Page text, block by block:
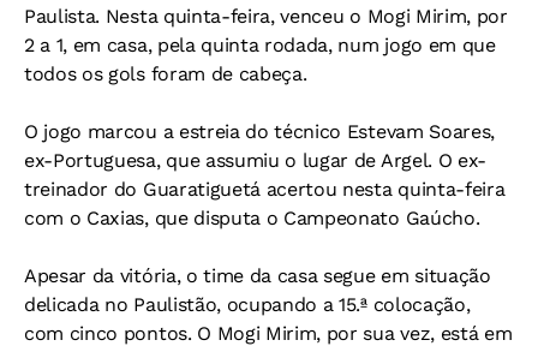
Paulista. Nesta quinta-feira, venceu o Mogi Mirim, por
2 a 1, em casa, pela quinta rodada, num jogo em que
todos os gols foram de cabeça.
O jogo marcou a estreia do técnico Estevam Soares,
ex-Portuguesa, que assumiu o lugar de Argel. O ex-
treinador do Guaratiguetá acertou nesta quinta-feira
com o Caxias, que disputa o Campeonato Gaúcho.
Apesar da vitória, o time da casa segue em situação
delicada no Paulistão, ocupando a 15.ª colocação,
com cinco pontos. O Mogi Mirim, por sua vez, está em